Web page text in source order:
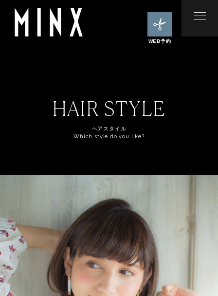
WEB予約
HAIR STYLE
ヘアスタイル
Which style do you like?